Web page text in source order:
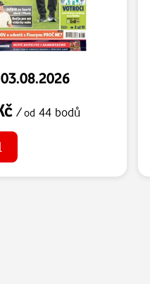
/od 44 bodů